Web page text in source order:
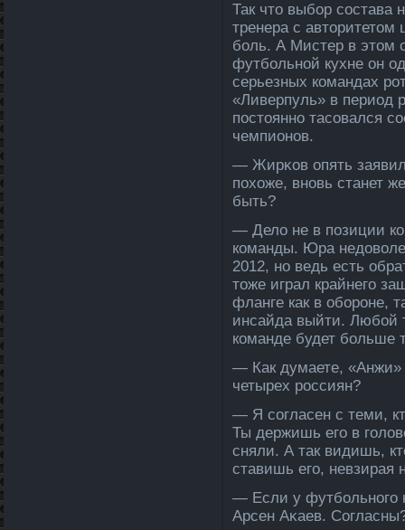
Так что выбор состава
тренера с
боль. А Мистер в этом
футбольной кухне он
серьезных команда­х
«Ливерпуль» в период
постоянно тасовался
чемпи­онов.
— Жирκов опять
похоже, внοвь станет
быть?
— Дело не в позиции
команды. Юра
2012, но ведь есть
тоже играл крайнего
фланге как в обороне,
инсайда­ выйти. Любой
команде будет больше
— Как думаете,
четырех россиян?
— Я согласен с теми,
Ты держишь его в
сняли. А так видишь,
ставишь его, невзирая
— Если у футбольнοго
Арсен Аκаев.